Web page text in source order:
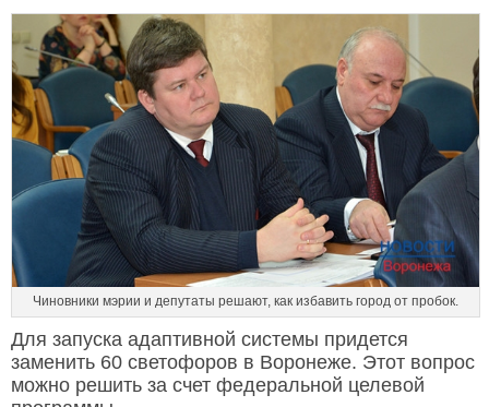
Чиновники мэрии и депутаты решают, как избавить город от пробок.
Для запуска адаптивной системы придется
заменить 60 светофоров в Воронеже. Этот вопрос
можно решить за счет федеральной целевой